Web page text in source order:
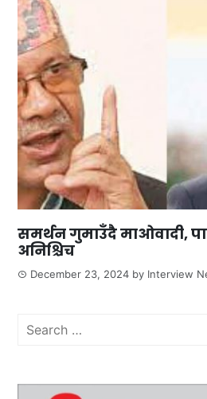
समर्थन गुमाउँदै माओवादी,
अनिश्चिच
December 23, 2024 by Interview
Search